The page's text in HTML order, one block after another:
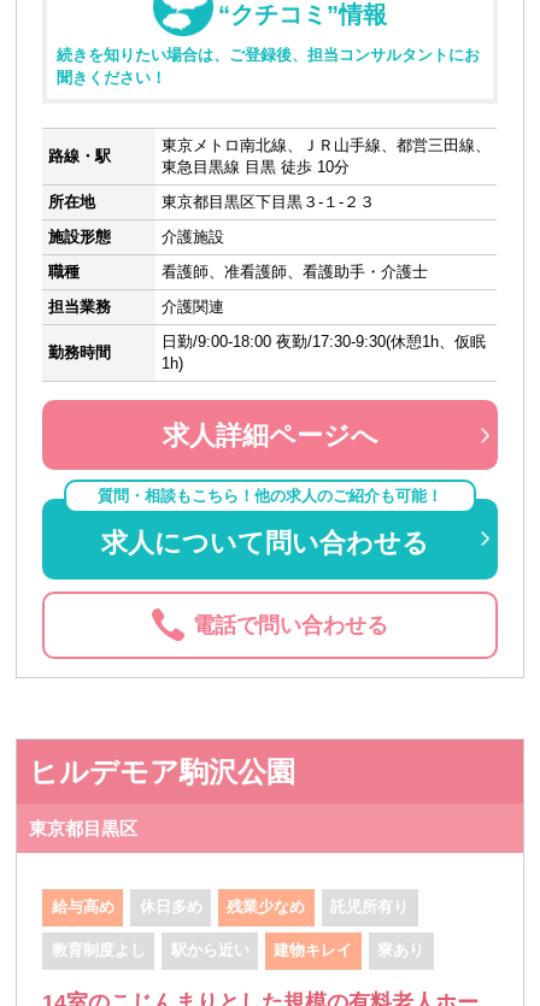
“クチコミ”情報
続きを知りたい場合は、ご登録後、担当コンサルタントにお
聞きください！
路線・駅
東京メトロ南北線、ＪＲ山手線、都営三田線、
東急目黒線 目黒 徒歩 10分
所在地
東京都目黒区下目黒３-１-２３
施設形態
介護施設
職種
看護師、准看護師、看護助手・介護士
担当業務
介護関連
勤務時間
日勤/9:00-18:00 夜勤/17:30-9:30(休憩1h、仮眠
1h)
求人詳細ページへ
質問・相談もこちら！他の求人のご紹介も可能！
求人について問い合わせる
電話で問い合わせる
ヒルデモア駒沢公園
東京都目黒区
給与高め 休日多め 残業少なめ 託児所有り
教育制度よし 駅から近い 建物キレイ 寮あり